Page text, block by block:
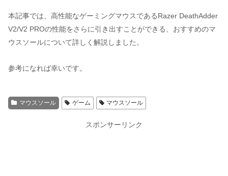
本記事では、高性能なゲーミングマウスであるRazer DeathAdder
V2/V2 PROの性能をさらに引き出すことができる、おすすめのマ
ウスソールについて詳しく解説しました。
参考になれば幸いです。
マウスソール ゲーム マウスソール
スポンサーリンク